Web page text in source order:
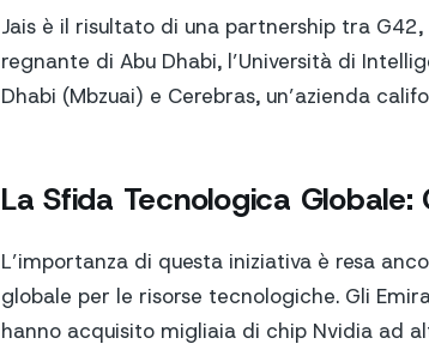
Jais è il risultato di una partnership tra
regnante di Abu Dhabi, l’Università di
Dhabi (Mbzuai) e Cerebras, un’azienda
La Sfida Tecnologica
L’importanza di questa iniziativa è resa
globale per le risorse tecnologiche. Gli
hanno acquisito migliaia di chip Nvidia ad